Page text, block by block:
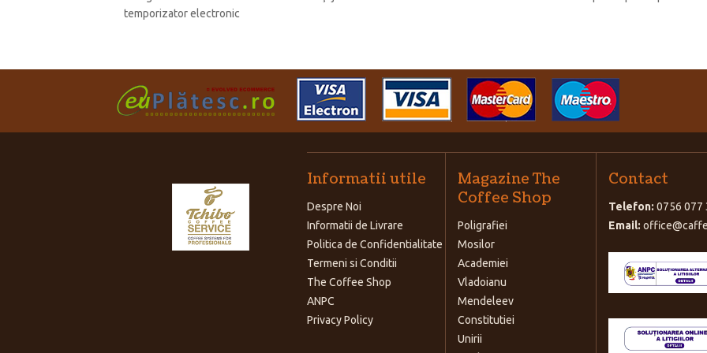
temporizator electronic
Informatii utile
Despre Noi
Informatii de Livrare
Politica de Confidentialitate
Termeni si Conditii
The Coffee Shop
ANPC
Privacy Policy
Magazine The
Coffee Shop
Poligrafiei
Mosilor
Academiei
Vladoianu
Mendeleev
Constitutiei
Unirii
Contact
Telefon: 0756 077
Email: